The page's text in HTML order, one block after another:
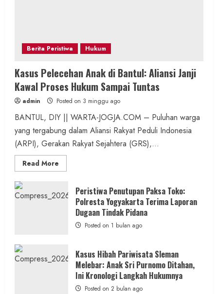
Berita Peristiwa Hukum
Kasus Pelecehan Anak di Bantul: Aliansi Janji
Kawal Proses Hukum Sampai Tuntas
admin Posted on 3 minggu ago
BANTUL, DIY || WARTA-JOGJA.COM – Puluhan warga
yang tergabung dalam Aliansi Rakyat Peduli Indonesia
(ARPI), Gerakan Rakyat Sejahtera (GRS),...
Read More
more
Pelecehan
Anak
Bantul:
Aliansi
Kawal
Sampai
Tuntas
Peristiwa Penutupan Paksa Toko:
Polresta Yogyakarta Terima Laporan
Dugaan Tindak Pidana
Posted on 1 bulan ago
Kasus Hibah Pariwisata Sleman
Melebar: Anak Sri Purnomo Ditahan,
Ini Kronologi Langkah Hukumnya
Posted on 2 bulan ago